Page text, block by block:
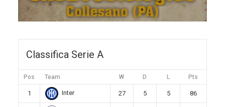
Classifica Serie A
Pos Team W D L Pts
1 Inter 27 5 5 86